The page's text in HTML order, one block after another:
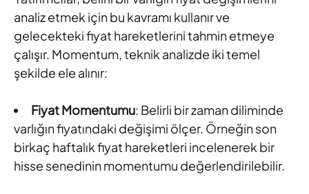
analiz etmek için bu kavramı kullanır ve
gelecekteki fiyat hareketlerini tahmin etmeye
çalışır. Momentum, teknik analizde iki temel
şekilde ele alınır:
Fiyat Momentumu: Belirli bir zaman diliminde
varlığın fiyatındaki değişimi ölçer. Örneğin son
birkaç haftalık fiyat hareketleri incelenerek bir
hisse senedinin momentumu değerlendirilebilir.